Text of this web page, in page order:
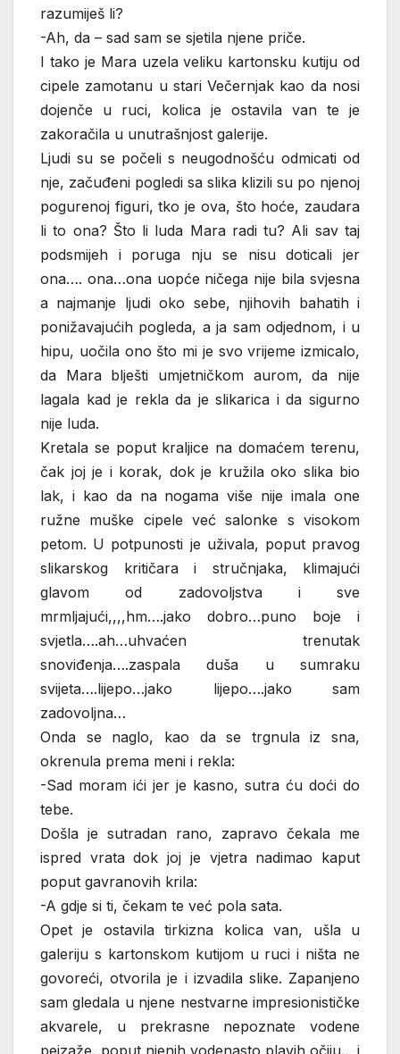
razumiješ li?
-Ah, da – sad sam se sjetila njene priče.
I tako je Mara uzela veliku kartonsku kutiju od
cipele zamotanu u stari Večernjak kao da nosi
dojenče u ruci, kolica je ostavila van te je
zakoračila u unutrašnjost galerije.
Ljudi su se počeli s neugodnošću odmicati od
nje, začuđeni pogledi sa slika klizili su po njenoj
pogurenoj figuri, tko je ova, što hoće, zaudara
li to ona? Što li luda Mara radi tu? Ali sav taj
podsmijeh i poruga nju se nisu doticali jer
ona…. ona…ona uopće ničega nije bila svjesna
a najmanje ljudi oko sebe, njihovih bahatih i
ponižavajućih pogleda, a ja sam odjednom, i u
hipu, uočila ono što mi je svo vrijeme izmicalo,
da Mara blješti umjetničkom aurom, da nije
lagala kad je rekla da je slikarica i da sigurno
nije luda.
Kretala se poput kraljice na domaćem terenu,
čak joj je i korak, dok je kružila oko slika bio
lak, i kao da na nogama više nije imala one
ružne muške cipele već salonke s visokom
petom. U potpunosti je uživala, poput pravog
slikarskog kritičara i stručnjaka, klimajući
glavom od zadovoljstva i sve
mrmljajući,,,,hm….jako dobro…puno boje i
svjetla….ah…uhvaćen trenutak
snoviđenja….zaspala duša u sumraku
svijeta….lijepo…jako lijepo….jako sam
zadovoljna…
Onda se naglo, kao da se trgnula iz sna,
okrenula prema meni i rekla:
-Sad moram ići jer je kasno, sutra ću doći do
tebe.
Došla je sutradan rano, zapravo čekala me
ispred vrata dok joj je vjetra nadimao kaput
poput gavranovih krila:
-A gdje si ti, čekam te već pola sata.
Opet je ostavila tirkizna kolica van, ušla u
galeriju s kartonskom kutijom u ruci i ništa ne
govoreći, otvorila je i izvadila slike. Zapanjeno
sam gledala u njene nestvarne impresionističke
akvarele, u prekrasne nepoznate vodene